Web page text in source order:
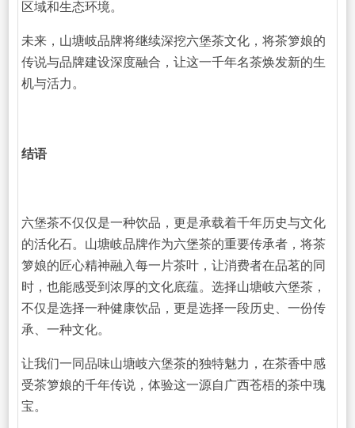
区域和生态环境。
未来，山塘岐品牌将继续深挖六堡茶文化，将茶箩娘的
传说与品牌建设深度融合，让这一千年名茶焕发新的生
机与活力。
结语
六堡茶不仅仅是一种饮品，更是承载着千年历史与文化
的活化石。山塘岐品牌作为六堡茶的重要传承者，将茶
箩娘的匠心精神融入每一片茶叶，让消费者在品茗的同
时，也能感受到浓厚的文化底蕴。选择山塘岐六堡茶，
不仅是选择一种健康饮品，更是选择一段历史、一份传
承、一种文化。
让我们一同品味山塘岐六堡茶的独特魅力，在茶香中感
受茶箩娘的千年传说，体验这一源自广西苍梧的茶中瑰
宝。